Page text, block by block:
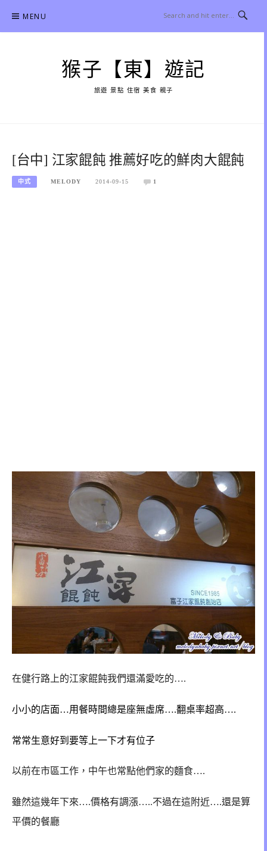
content
MENU
猴子【東】遊記
旅遊 景點 住宿 美食 親子
[台中] 江家餛飩 推薦好吃的鮮肉大餛飩
中式 MELODY 2014-09-15 1
在健行路上的江家餛飩我們還滿愛吃的….
小小的店面…用餐時間總是座無虛席….翻桌率超高….
常常生意好到要等上一下才有位子
以前在市區工作，中午也常點他們家的麵食….
雖然這幾年下來….價格有調漲…..不過在這附近….還是算
平價的餐廳